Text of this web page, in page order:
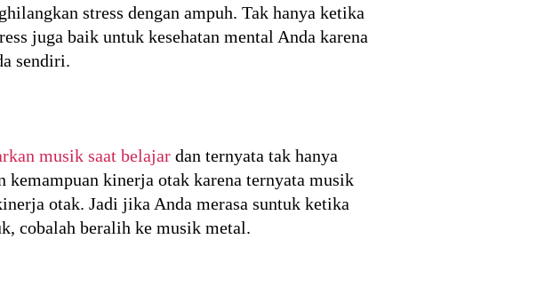
stress dengan ampuh. Tak hanya ketika
juga baik untuk kesehatan mental Anda karena
sendiri.
musik saat belajar dan ternyata tak hanya
kemampuan kinerja otak karena ternyata musik
otak. Jadi jika Anda merasa suntuk ketika
cobalah beralih ke musik metal.